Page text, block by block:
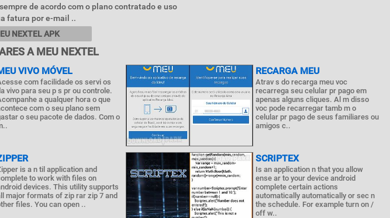
de acordo com o plano contratado e uso
fatura por e-mail ..
NEXTEL APK
A MEU NEXTEL
VIVO MÓVEL
com facilidade os servi os
vivo para seu p s pr ou controle.
a qualquer hora o que
com o seu plano sem
o seu pacote de dados. Com o
RECARGA MEU
Atrav s do recarga meu voc
recarrega seu celular pr pago em
apenas alguns cliques. Al m disso
voc pode recarregar tamb m o
celular pr pago de seus familiares ou
amigos c..
is a n til application and
to work with files on
devices. This utility supports
major formats of zip rar zip 7 and
files. You can open ..
SCRIPTEX
Is an application n that you allow
ense ar to your device android
complete certain actions
automatically automatically or sec n
the schedule. For example turn on /
off w..